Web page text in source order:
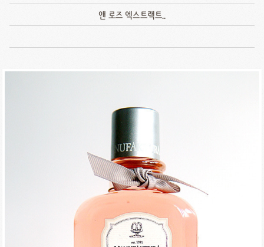
앤 로즈 엑스트랙트..